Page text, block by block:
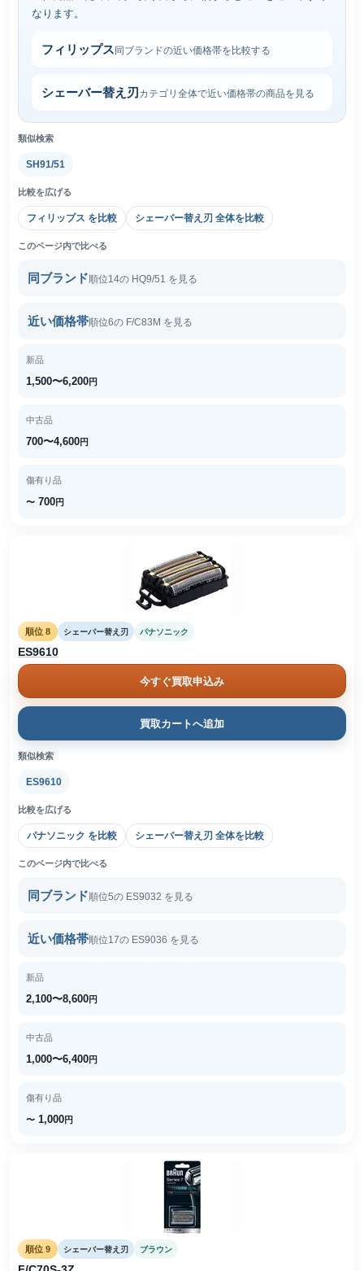
なります。
フィリップス 同ブランドの近い価格帯を比較する
シェーバー替え刃 カテゴリ全体で近い価格帯の商品を見る
類似検索
SH91/51
比較を広げる
フィリップス を比較 シェーバー替え刃 全体を比較
このページ内で比べる
同ブランド 順位14の HQ9/51 を見る
近い価格帯順位6の F/C83M を見る
新品
1,500〜6,200円
中古品
700〜4,600円
傷有り品
〜 700円
順位 8 シェーバー替え刃 パナソニック
ES9610
今すぐ買取申込み
買取カートへ追加
類似検索
ES9610
比較を広げる
パナソニック を比較 シェーバー替え刃 全体を比較
このページ内で比べる
同ブランド 順位5の ES9032 を見る
近い価格帯順位17の ES9036 を見る
新品
2,100〜8,600円
中古品
1,000〜6,400円
傷有り品
〜 1,000円
順位 9 シェーバー替え刃 ブラウン